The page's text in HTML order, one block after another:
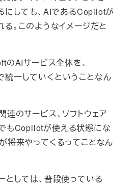
にしても、AIであるCopilotが
。このようなイメージだと
のAIサービス全体を、
一していくということなん
連のサービス、ソフトウェア
もCopilotが使える状態にな
将来やってくるってことなん
としては、普段使っている